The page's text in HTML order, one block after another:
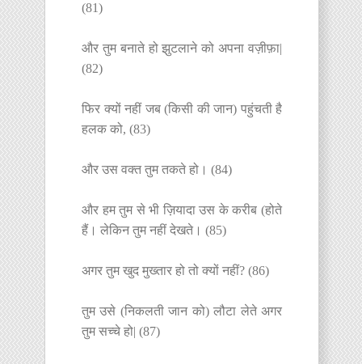
(81)
और तुम बनाते हो झुटलाने को अपना वज़ीफ़ा|
(82)
फिर क्यों नहीं जब (किसी की जान) पहुंचती है
हलक को, (83)
और उस वक्त तुम तकते हो। (84)
और हम तुम से भी ज़ियादा उस के करीब (होते
हैं। लेकिन तुम नहीं देखते। (85)
अगर तुम खुद मुख्तार हो तो क्यों नहीं? (86)
तुम उसे (निकलती जान को) लौटा लेते अगर
तुम सच्चे हो| (87)